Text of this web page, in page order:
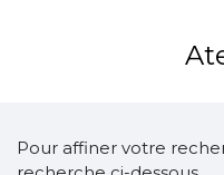
Pour affiner votre